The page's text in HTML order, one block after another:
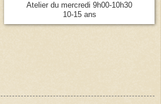
Atelier du mercredi 9h00-10h30
10-15 ans